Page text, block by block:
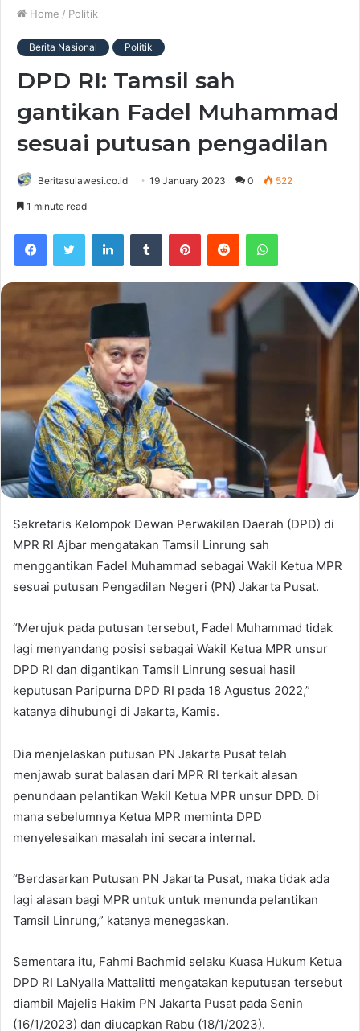
Home / Politik
Berita Nasional Politik
DPD RI: Tamsil sah
gantikan Fadel Muhammad
sesuai putusan pengadilan
Beritasulawesi.co.id 19 January 2023 0 522
1 minute read
Sekretaris Kelompok Dewan Perwakilan Daerah (DPD) di
MPR RI Ajbar mengatakan Tamsil Linrung sah
menggantikan Fadel Muhammad sebagai Wakil Ketua MPR
sesuai putusan Pengadilan Negeri (PN) Jakarta Pusat.
“Merujuk pada putusan tersebut, Fadel Muhammad tidak
lagi menyandang posisi sebagai Wakil Ketua MPR unsur
DPD RI dan digantikan Tamsil Linrung sesuai hasil
keputusan Paripurna DPD RI pada 18 Agustus 2022,”
katanya dihubungi di Jakarta, Kamis.
Dia menjelaskan putusan PN Jakarta Pusat telah
menjawab surat balasan dari MPR RI terkait alasan
penundaan pelantikan Wakil Ketua MPR unsur DPD. Di
mana sebelumnya Ketua MPR meminta DPD
menyelesaikan masalah ini secara internal.
“Berdasarkan Putusan PN Jakarta Pusat, maka tidak ada
lagi alasan bagi MPR untuk untuk menunda pelantikan
Tamsil Linrung,” katanya menegaskan.
Sementara itu, Fahmi Bachmid selaku Kuasa Hukum Ketua
DPD RI LaNyalla Mattalitti mengatakan keputusan tersebut
diambil Majelis Hakim PN Jakarta Pusat pada Senin
(16/1/2023) dan diucapkan Rabu (18/1/2023).